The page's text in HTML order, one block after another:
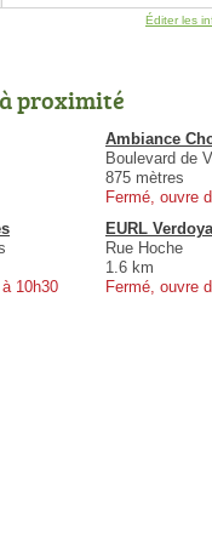
Éditer les
proximité
Ambiance
Boulevard de
875 mètres
Fermé, ouvre
10h30
EURL
Rue Hoche
1.6 km
Fermé, ouvre